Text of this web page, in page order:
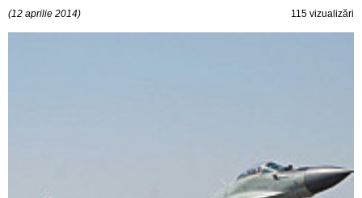
(12 aprilie 2014) 115 vizualizări